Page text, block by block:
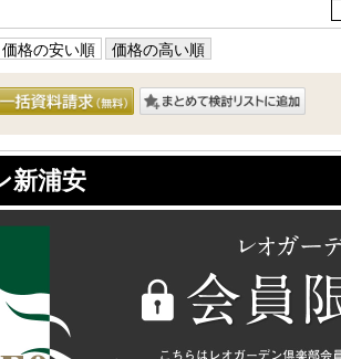
ーデン成田公津 煌羅の杜
ガーデン倶楽部について
価格の安い順 価格の高い順
新浦安